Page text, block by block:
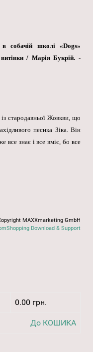
собачій школі «Dogs»
/ Марія Букрій. -
стародавньої Жовкви, що
песика Зіка. Він
все знає і все вміє, бо все
MAXXmarketing GmbH
Download & Support
0.00 грн.
До КОШИКА